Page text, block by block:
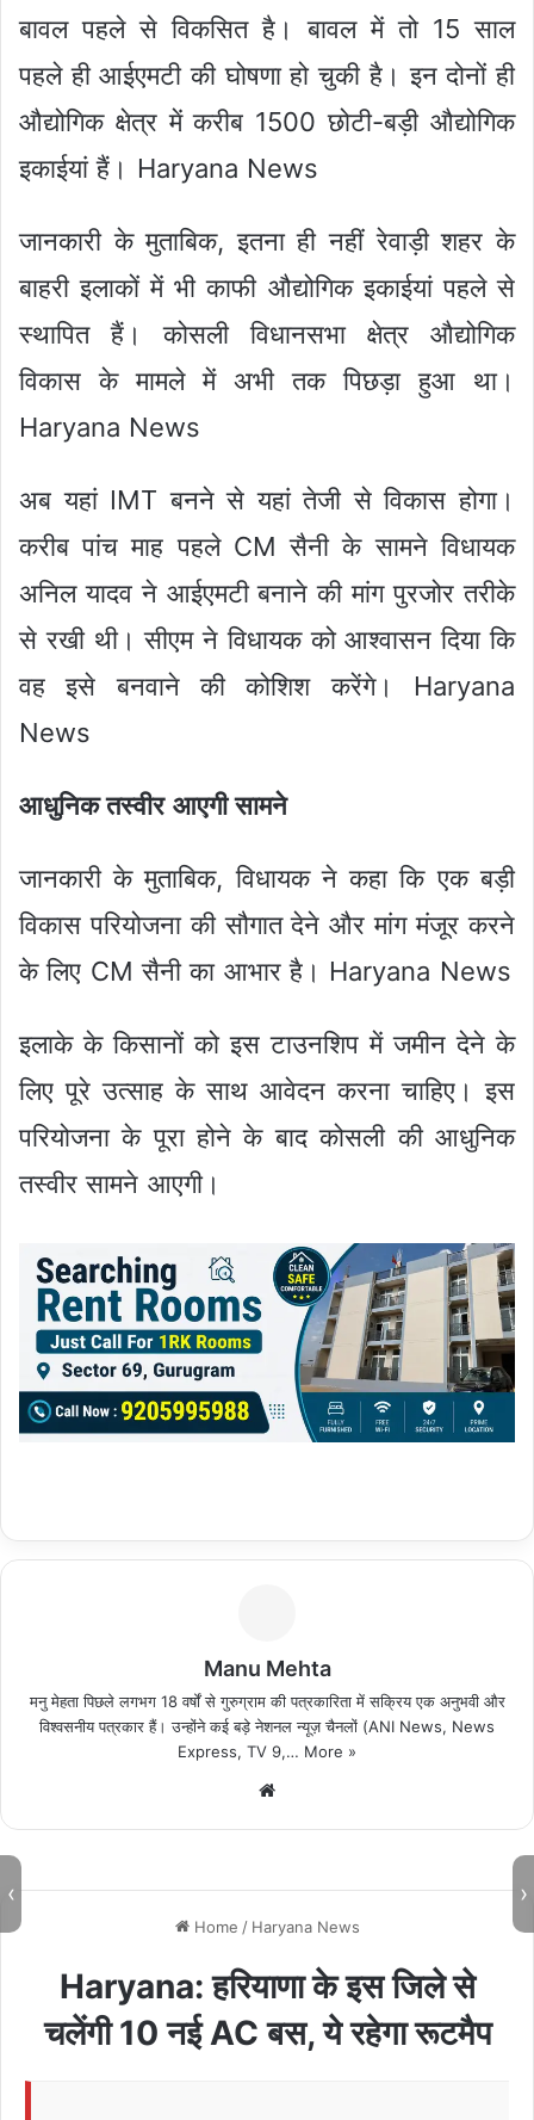
बावल पहले से विकसित है। बावल में तो 15 साल
पहले ही आईएमटी की घोषणा हो चुकी है। इन दोनों ही
औद्योगिक क्षेत्र में करीब 1500 छोटी-बड़ी औद्योगिक
इकाईयां हैं। Haryana News
जानकारी के मुताबिक, इतना ही नहीं रेवाड़ी शहर के
बाहरी इलाकों में भी काफी औद्योगिक इकाईयां पहले से
स्थापित हैं। कोसली विधानसभा क्षेत्र औद्योगिक
विकास के मामले में अभी तक पिछड़ा हुआ था।
Haryana News
अब यहां IMT बनने से यहां तेजी से विकास होगा।
करीब पांच माह पहले CM सैनी के सामने विधायक
अनिल यादव ने आईएमटी बनाने की मांग पुरजोर तरीके
से रखी थी। सीएम ने विधायक को आश्वासन दिया कि
वह इसे बनवाने की कोशिश करेंगे। Haryana
News
आधुनिक तस्वीर आएगी सामने
जानकारी के मुताबिक, विधायक ने कहा कि एक बड़ी
विकास परियोजना की सौगात देने और मांग मंजूर करने
के लिए CM सैनी का आभार है। Haryana News
इलाके के किसानों को इस टाउनशिप में जमीन देने के
लिए पूरे उत्साह के साथ आवेदन करना चाहिए। इस
परियोजना के पूरा होने के बाद कोसली की आधुनिक
तस्वीर सामने आएगी।
Manu Mehta
मनु मेहता पिछले लगभग 18 वर्षों से गुरुग्राम की पत्रकारिता में सक्रिय एक अनुभवी और
विश्वसनीय पत्रकार हैं। उन्होंने कई बड़े नेशनल न्यूज़ चैनलों (ANI News, News
Express, TV 9,… More »
‹ ›